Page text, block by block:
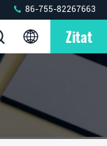
86-755-82267663
Zitat